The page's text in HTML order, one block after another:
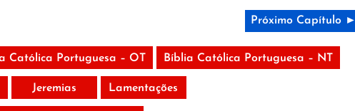
Próximo Capítulo ►
Católica Portuguesa – OT Bíblia Católica Portuguesa – NT
Jeremias Lamentações